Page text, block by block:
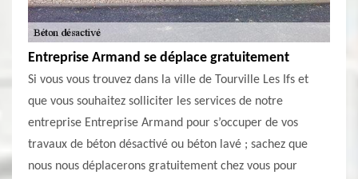
Entreprise Armand se déplace gratuitement
Si vous vous trouvez dans la ville de Tourville Les Ifs et
que vous souhaitez solliciter les services de notre
entreprise Entreprise Armand pour s’occuper de vos
travaux de béton désactivé ou béton lavé ; sachez que
nous nous déplacerons gratuitement chez vous pour